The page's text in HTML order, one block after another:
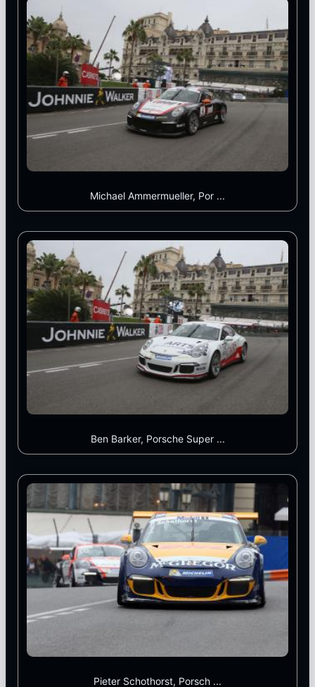
Michael Ammermueller, Por ...
Ben Barker, Porsche Super ...
Pieter Schothorst, Porsch ...